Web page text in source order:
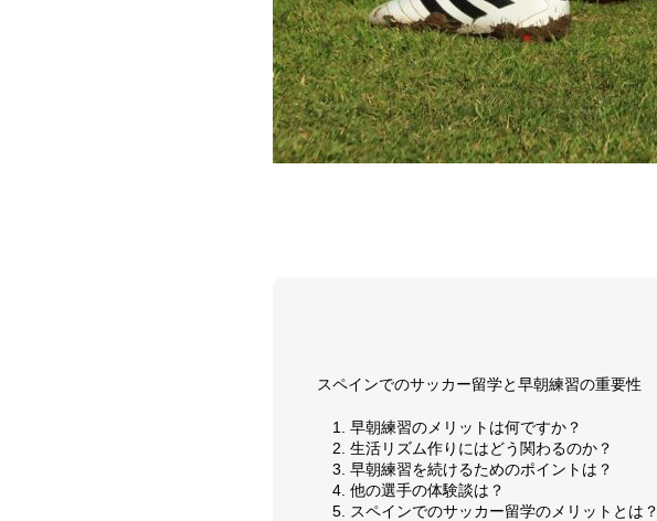
スペインでのサッカー留学と早朝練習の重要性
1. 早朝練習のメリットは何ですか？
2. 生活リズム作りにはどう関わるのか？
3. 早朝練習を続けるためのポイントは？
4. 他の選手の体験談は？
5. スペインでのサッカー留学のメリットとは？